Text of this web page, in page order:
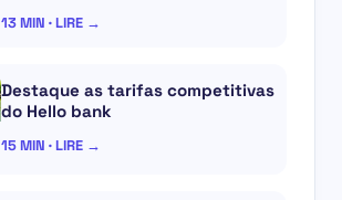
13 MIN · LIRE →
Destaque as tarifas competitivas
do Hello bank
15 MIN · LIRE →